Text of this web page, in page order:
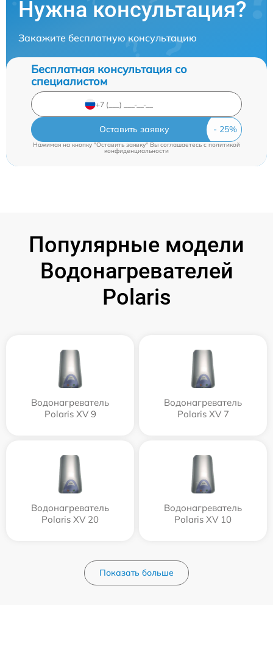
Нужна консультация?
Закажите бесплатную консультацию
Бесплатная консультация со
специалистом
Оставить заявку
Нажимая на кнопку "Оставить заявку" Вы соглашаетесь cполитикой
конфиденциальности
Популярные модели
Водонагревателей
Polaris
Водонагреватель
Polaris XV 9
Водонагреватель
Polaris XV 7
Водонагреватель
Polaris XV 20
Водонагреватель
Polaris XV 10
Показать больше